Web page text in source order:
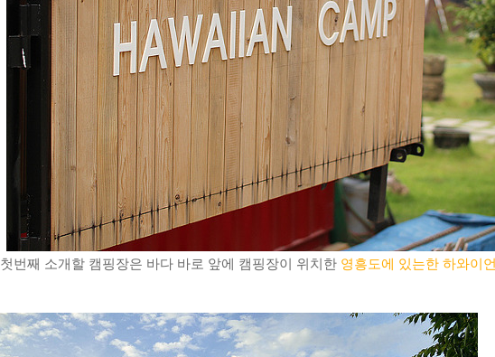
첫번째 소개할 캠핑장은 바다 바로 앞에 캠핑장이 위치한 영흥도에 있는한 하와이